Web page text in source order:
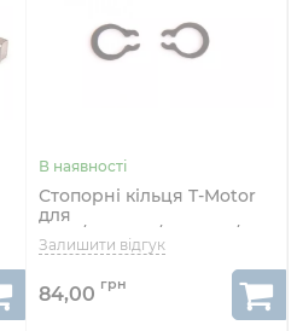
Стопорні кільця T-Motor
для
F40II/F40PRO/F60PRO/F80
10шт
84,00